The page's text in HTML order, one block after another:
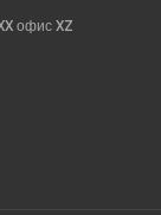
офис XZ